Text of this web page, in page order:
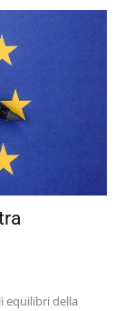
equilibri della